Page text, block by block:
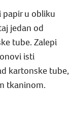
papir u obliku
jedan od
tube. Zalepi
isti
kartonske tube,
tkaninom.